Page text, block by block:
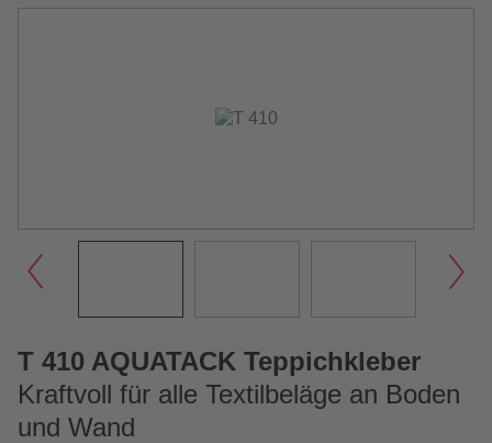
T 410 AQUATACK Teppichkleber
Kraftvoll für alle Textilbeläge an Boden
und Wand